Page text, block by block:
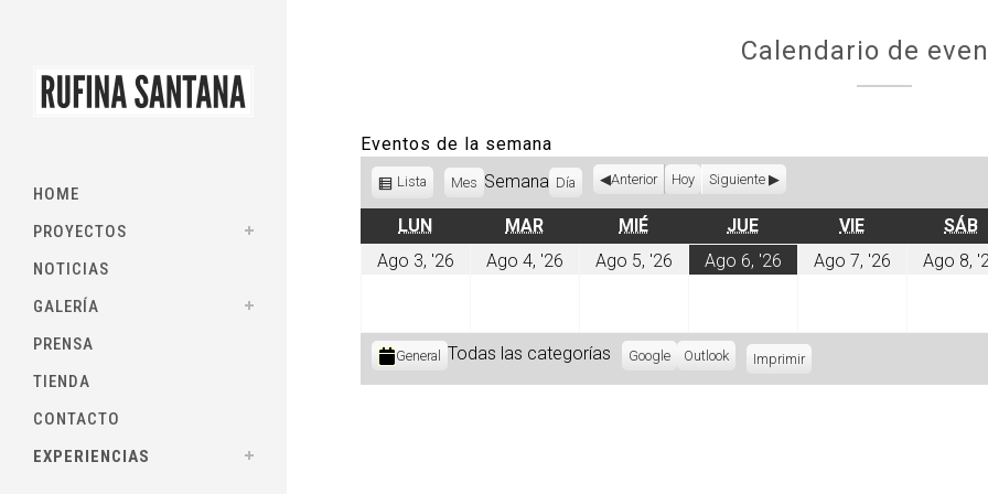
HOME
PROYECTOS
NOTICIAS
GALERÍA
PRENSA
TIENDA
CONTACTO
EXPERIENCIAS
Calendario de
Eventos de la semana
Ver
Lista Mes Semana Día Anterior Hoy Siguiente
LUNLUNES MARMARTES MIÉMIÉRCOLESJUEJUEVES VIEVIERNES SÁB
Ago 3, '26
agosto
Ago 4, '26
agosto
Ago 5, '26
agosto
Ago 6, '26
agosto
6,
Ago 7, '26
agosto
Ago 8,
Categorías
General Todas las categorías
Subscribe
Google
Subscribe
Outlook ImprimirVistas